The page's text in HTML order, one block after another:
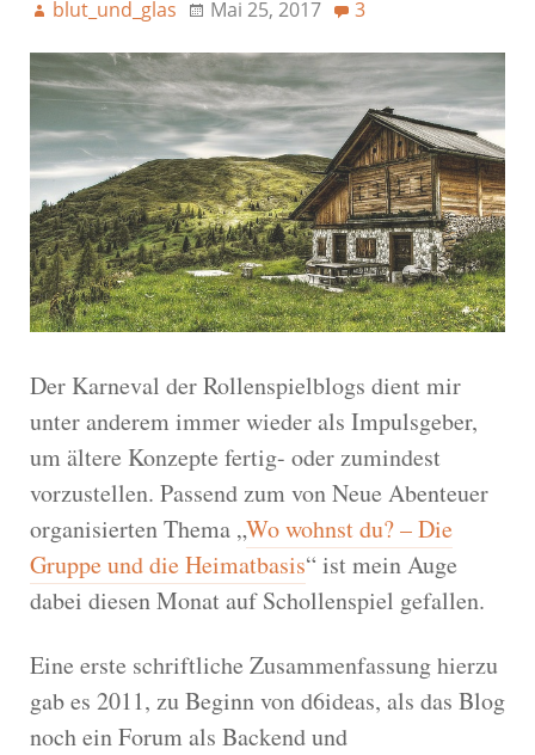
blut_und_glas Mai 25, 2017 3
Der Karneval der Rollenspielblogs dient mir
unter anderem immer wieder als Impulsgeber,
um ältere Konzepte fertig- oder zumindest
vorzustellen. Passend zum von Neue Abenteuer
organisierten Thema „Wo wohnst du? – Die
Gruppe und die Heimatbasis“ ist mein Auge
dabei diesen Monat auf Schollenspiel gefallen.
Eine erste schriftliche Zusammenfassung hierzu
gab es 2011, zu Beginn von d6ideas, als das Blog
noch ein Forum als Backend und